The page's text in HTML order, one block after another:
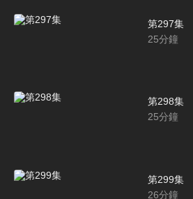
第297集
25分鐘
第298集
25分鐘
第299集
26分鐘